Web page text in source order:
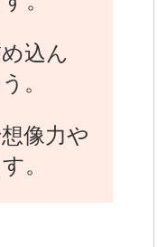
込ん
。
像力や
。